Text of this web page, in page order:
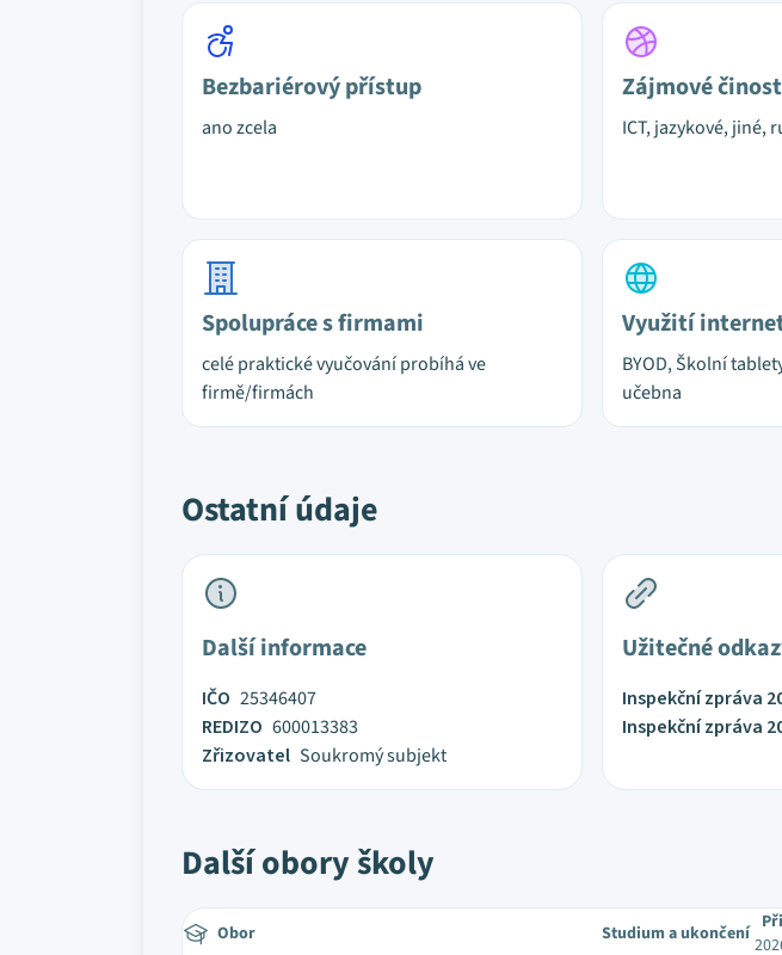
Bezbariérový přístup
ano zcela
Zájmové
ICT, jazykové, jiné,
Spolupráce s firmami
celé praktické vyučování probíhá ve
firmě/firmách
Využití
BYOD, Školní
učebna
Ostatní údaje
Další informace
IČO 25346407
REDIZO 600013383
Zřizovatel Soukromý subjekt
Užitečné
Inspekční zpráva
Inspekční zpráva
Další obory školy
Obor Studium a ukončení